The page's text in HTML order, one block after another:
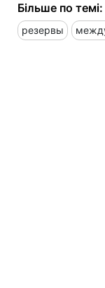
Більше по темі:
резервы